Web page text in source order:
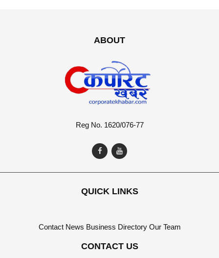
ABOUT
Reg No. 1620/076-77
QUICK LINKS
Contact News Business Directory Our Team
CONTACT US